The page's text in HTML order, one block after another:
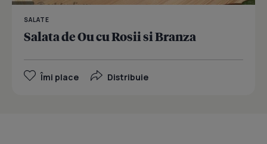
SALATE
Salata de Ou cu Rosii si Branza
Îmi place Distribuie